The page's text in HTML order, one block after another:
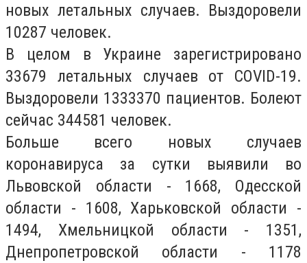
новых летальных случаев. Выздоровели
10287 человек.
В целом в Украине зарегистрировано
33679 летальных случаев от COVID-19.
Выздоровели 1333370 пациентов. Болеют
сейчас 344581 человек.
Больше всего новых случаев
коронавируса за сутки выявили во
Львовской области - 1668, Одесской
области - 1608, Харьковской области -
1494, Хмельницкой области - 1351,
Днепропетровской области - 1178